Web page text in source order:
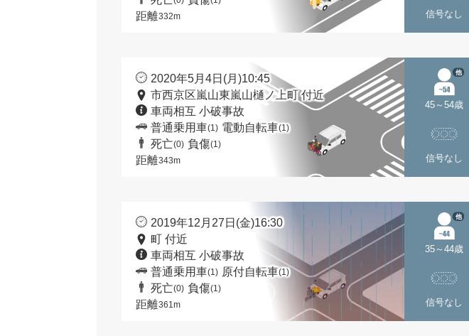
距離332m 信号なし
2020年5月4日(月)10:45
市西京区嵐山東嵐山樋ノ上町 付近
車両相互 小破事故
普通乗用車(1) 電動自転車(1)
死亡(0) 負傷(1)
距離343m
45～54歳
他
信号なし
2019年12月27日(金)16:30
町 付近
車両相互 小破事故
普通乗用車(1) 原付自転車(1)
死亡(0) 負傷(1)
距離361m
35～44歳
他
信号なし